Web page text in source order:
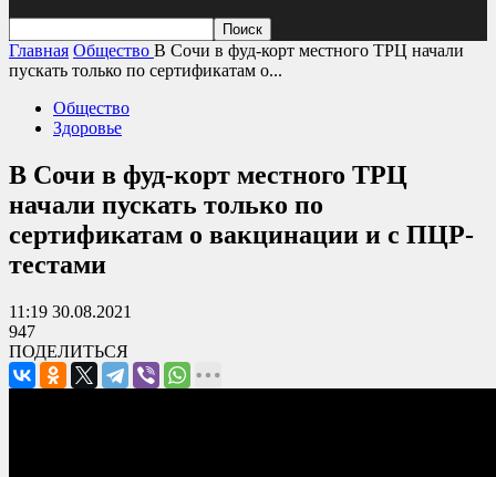
Главная Общество В Сочи в фуд-корт местного ТРЦ начали
пускать только по сертификатам о...
Общество
Здоровье
В Сочи в фуд-корт местного ТРЦ
начали пускать только по
сертификатам о вакцинации и с ПЦР-
тестами
11:19 30.08.2021
947
ПОДЕЛИТЬСЯ